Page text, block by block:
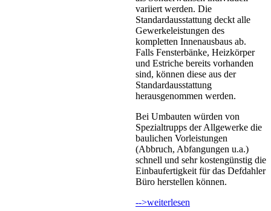
variiert werden. Die
Standardausstattung deckt alle
Gewerkeleistungen des
kompletten Innenausbaus ab.
Falls Fensterbänke, Heizkörper
und Estriche bereits vorhanden
sind, können diese aus der
Standardausstattung
herausgenommen werden.
Bei Umbauten würden von
Spezialtrupps der Allgewerke die
baulichen Vorleistungen
(Abbruch, Abfangungen u.a.)
schnell und sehr kostengünstig die
Einbaufertigkeit für das Defdahler
Büro herstellen können.
-->weiterlesen